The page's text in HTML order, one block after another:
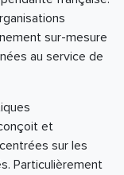
sur-mesure
au service de
et
sur les
Particulièrement